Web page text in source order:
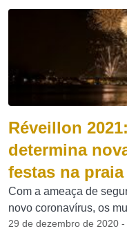
Réveillon
determina
festas na praia
Com a ameaça de
novo coronavírus, os
29 de dezembro de 2020